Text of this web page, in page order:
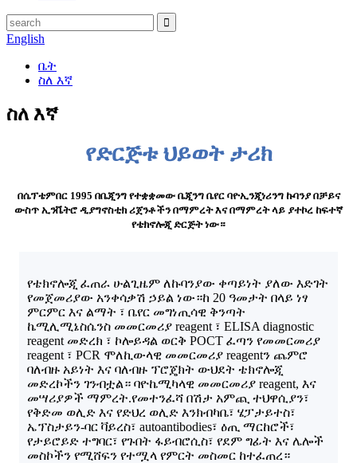
English
ቤት
ስለ እኛ
ስለ እኛ
የድርጅቱ ህይወት ታሪክ
በሴፕቴምበር 1995 በቤጂንግ የተቋቋመው ቤጂንግ ቤየር ባዮኢንጂነሪንግ ኩባንያ በቻይና
ውስጥ ኢንቬትሮ ዲያግኖስቲክ ሪጀንቶችን በማምረት እና በማምረት ላይ ያተኮረ ከፍተኛ
የቴክኖሎጂ ድርጅት ነው።
የቴክኖሎጂ ፈጠራ ሁልጊዜም ለኩባንያው ቀጣይነት ያለው እድገት
የመጀመሪያው አንቀሳቃሽ ኃይል ነው።ከ 20 ዓመታት በላይ ነፃ
ምርምር እና ልማት ፣ ቤየር መግነጢሳዊ ቅንጣት
ኬሚሊሚኔስሴንስ መመርመሪያ reagent ፣ ELISA diagnostic
reagent መድረክ ፣ ኮሎይዳል ወርቅ POCT ፈጣን የመመርመሪያ
reagent ፣ PCR ሞለኪውላዊ መመርመሪያ reagentን ጨምሮ
ባለብዙ አይነት እና ባለብዙ ፕሮጄክት ውህደት ቴክኖሎጂ
መድረኮችን ገንብቷል። ባዮኬሚካላዊ መመርመሪያ reagent, እና
መሣሪያዎች ማምረት.የመተንፈሻ በሽታ አምጪ ተህዋሲያን፣
የቅድመ ወሊድ እና የድህረ ወሊድ እንክብካቤ፣ ሄፓታይተስ፣
ኤፕስታይን-ባር ቫይረስ፣ autoantibodies፣ ዕጢ ማርከሮች፣
የታይሮይድ ተግባር፣ የጉበት ፋይብሮሲስ፣ የደም ግፊት እና ሌሎች
መስኮችን የሚሸፍን የተሟላ የምርት መስመር ከተፈጠረ።